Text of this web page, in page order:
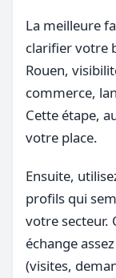
La meilleure
clarifier votre
Rouen,
commerce,
Cette étape,
votre place.
Ensuite,
profils qui
votre secteur.
échange
(visites,